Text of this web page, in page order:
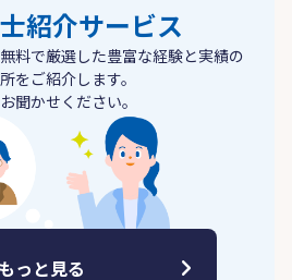
紹介サービス
料で厳選した豊富な経験と実績の
をご紹介します。
聞かせください。
もっと見る